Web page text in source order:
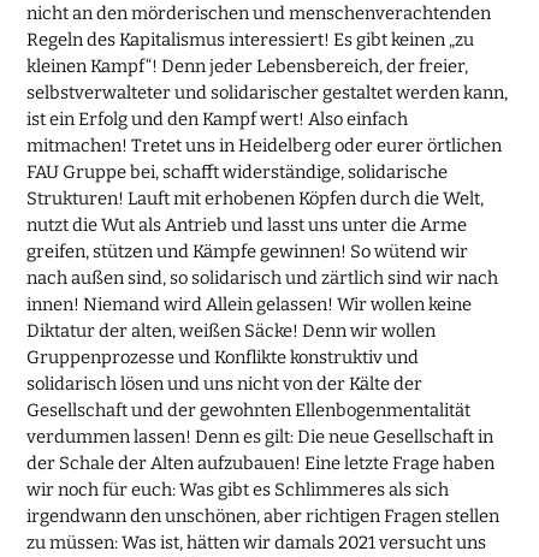
nicht an den mörderischen und menschenverachtenden
Regeln des Kapitalismus interessiert! Es gibt keinen „zu
kleinen Kampf“! Denn jeder Lebensbereich, der freier,
selbstverwalteter und solidarischer gestaltet werden kann,
ist ein Erfolg und den Kampf wert! Also einfach
mitmachen! Tretet uns in Heidelberg oder eurer örtlichen
FAU Gruppe bei, schafft widerständige, solidarische
Strukturen! Lauft mit erhobenen Köpfen durch die Welt,
nutzt die Wut als Antrieb und lasst uns unter die Arme
greifen, stützen und Kämpfe gewinnen! So wütend wir
nach außen sind, so solidarisch und zärtlich sind wir nach
innen! Niemand wird Allein gelassen! Wir wollen keine
Diktatur der alten, weißen Säcke! Denn wir wollen
Gruppenprozesse und Konflikte konstruktiv und
solidarisch lösen und uns nicht von der Kälte der
Gesellschaft und der gewohnten Ellenbogenmentalität
verdummen lassen! Denn es gilt: Die neue Gesellschaft in
der Schale der Alten aufzubauen! Eine letzte Frage haben
wir noch für euch: Was gibt es Schlimmeres als sich
irgendwann den unschönen, aber richtigen Fragen stellen
zu müssen: Was ist, hätten wir damals 2021 versucht uns